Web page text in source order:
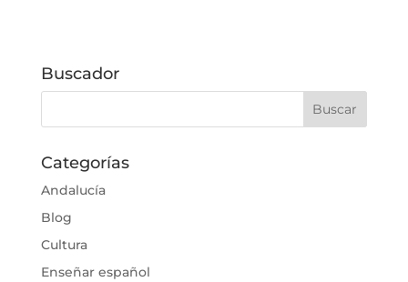
Buscador
Categorías
Andalucía
Blog
Cultura
Enseñar español